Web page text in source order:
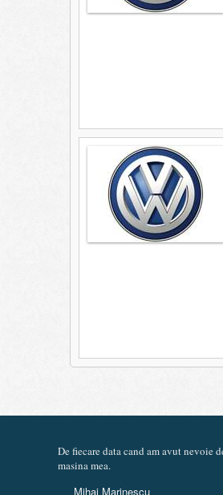
De fiecare data cand am avut nevoie
masina mea.
Mihai Marinescu